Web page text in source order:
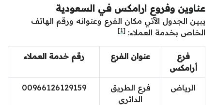
عناوين وفروع ارامكس في السعودية
يبين الجدول الآتي مكان الفرع وعنوانه ورقم الهاتف
الخاص بخدمة العملاء: [1]
فرع
أرامكس
عنوان الفرع رقم خدمة العملاء
الرياض
فرع الطريق
الدائري
00966126129159